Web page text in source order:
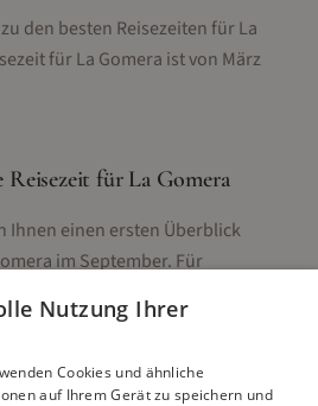
den besten Reisezeiten für La
für La Gomera ist von März
Reisezeit für La Gomera
Ihnen einen ersten Überblick
im September. Für
Aktivitäten und Reisetipps
Nutzung Ihrer
Cookies und ähnliche
auf Ihrem Gerät zu speichern und